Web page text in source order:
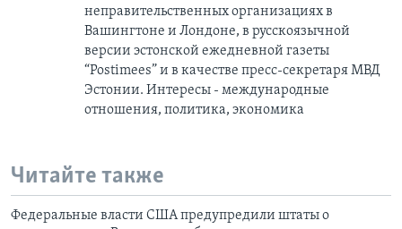
неправительственных организациях в
Вашингтоне и Лондоне, в русскоязычной
версии эстонской ежедневной газеты
“Postimees” и в качестве пресс-секретаря МВД
Эстонии. Интересы - международные
отношения, политика, экономика
Читайте также
Федеральные власти США предупредили штаты о